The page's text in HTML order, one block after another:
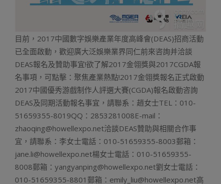
目前，2017中國數字娛樂產業年度高峰會(DEAS)招商活動
已全面啟動，歡迎廣大泛娛樂業界同仁前來咨詢并洽談
DEAS報名及贊助事宜!欲了解2017金翎獎與2017CGDA報
名事項，可點擊：聚焦產業熱點!2017金翎獎報名正式啟動
2017中國優秀游戲制作人評選大賽(CGDA)報名啟動咨詢
DEAS及同期活動報名事宜，請聯系：趙女士TEL：010-
51659355-8019QQ：2853281008E-mail：
zhaoqing@howellexpo.net洽談DEAS贊助與相關合作事
宜，請聯系：李女士電話：010-51659355-8003郵箱：
jane.li@howellexpo.net楊女士電話：010-51659355-
8008郵箱：yangyanping@howellexpo.net劉女士電話：
010-51659355-8801郵箱：emily_liu@howellexpo.net高